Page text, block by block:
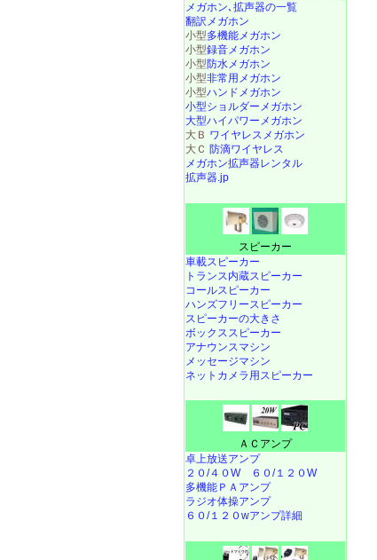
メガホン､拡声器の一覧
翻訳メガホン
小型多機能メガホン
小型録音メガホン
小型防水メガホン
小型非常用メガホン
小型ハンドメガホン
小型ショルダーメガホン
大型ハイパワーメガホン
大Ｂ ワイヤレスメガホン
大Ｃ 防滴ワイヤレス
メガホン拡声器レンタル
拡声器.jp
スピーカー
車載スピーカー
トランス内蔵スピーカー
コールスピーカー
ハンズフリースピーカー
スピーカーの大きさ
ボックススピーカー
アナウンスマシン
メッセージマシン
ネットカメラ用スピーカー
ＡＣアンプ
卓上放送アンプ
２０/４０W
６０/１２０W
多機能ＰＡアンプ
ラジオ体操アンプ
６０/１２０wアンプ詳細